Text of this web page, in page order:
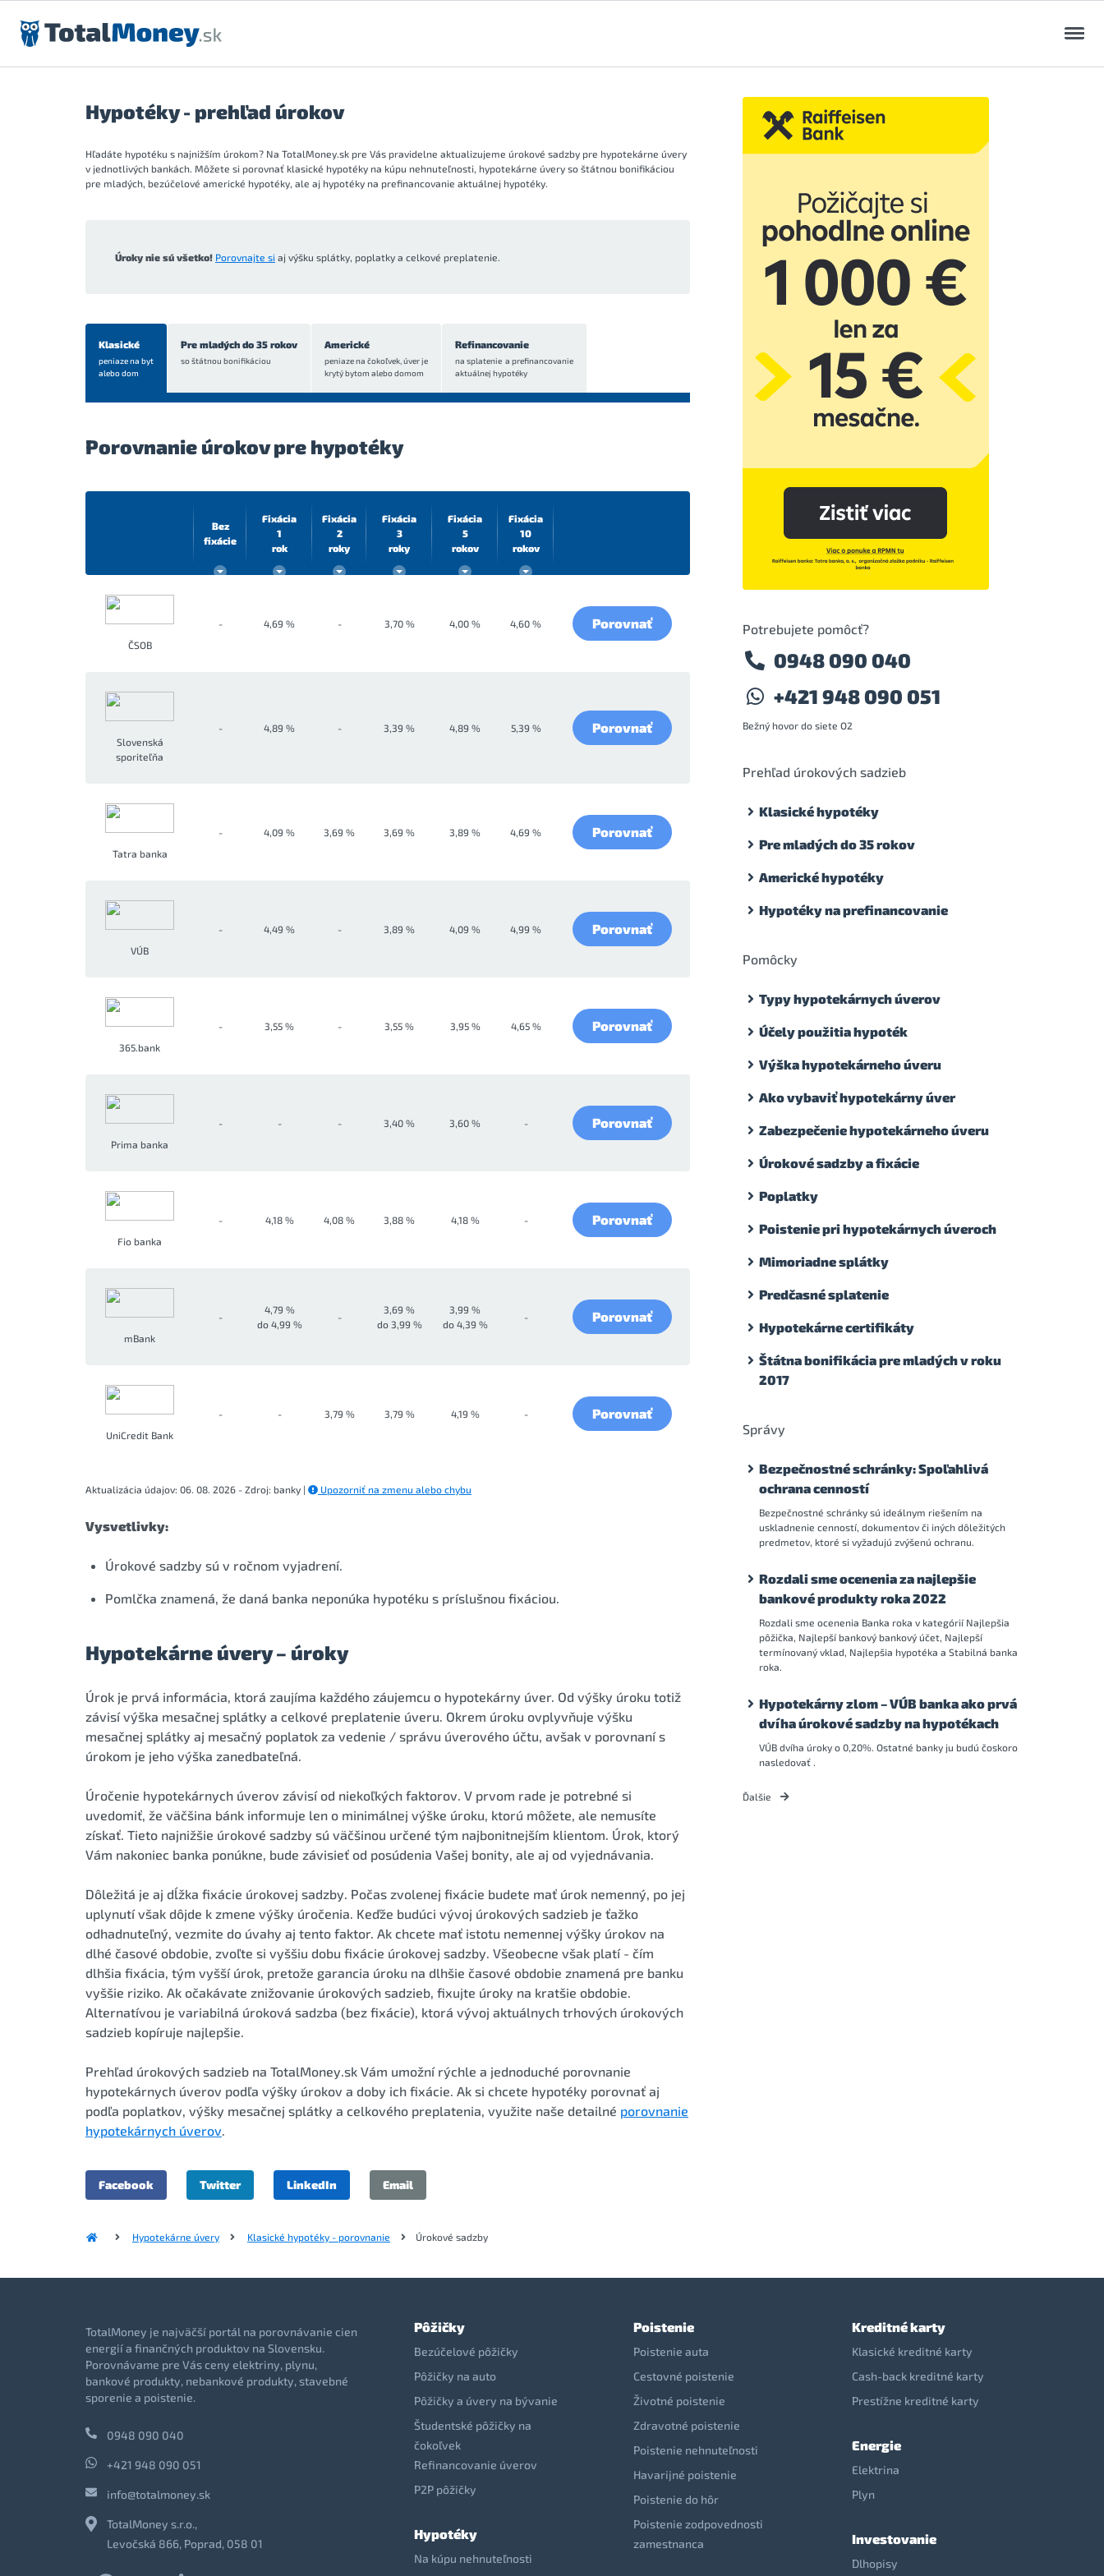
Preskočiť na obsah
Hypotéky - prehľad úrokov
Hľadáte hypotéku s najnižším úrokom? Na TotalMoney.sk pre Vás pravidelne aktualizujeme úrokové sadzby pre hypotekárne úvery
v jednotlivých bankách. Môžete si porovnať klasické hypotéky na kúpu nehnuteľnosti, hypotekárne úvery so štátnou bonifikáciou
pre mladých, bezúčelové americké hypotéky, ale aj hypotéky na prefinancovanie aktuálnej hypotéky.
Úroky nie sú všetko! Porovnajte si aj výšku splátky, poplatky a celkové preplatenie.
Klasické
peniaze na byt
alebo dom
Pre mladých do 35 rokov
so štátnou bonifikáciou
Americké
peniaze na čokoľvek, úver je
krytý bytom alebo domom
Refinancovanie
na splatenie a prefinancovanie
aktuálnej hypotéky
Porovnanie úrokov pre hypotéky
Bez
fixácie
Fixácia
1
rok
Fixácia
2
roky
Fixácia
3
roky
Fixácia
5
rokov
Fixácia
10
rokov
ČSOB
- 4,69 % - 3,70 % 4,00 % 4,60 % Porovnať
Slovenská
sporiteľňa
- 4,89 % - 3,39 % 4,89 % 5,39 % Porovnať
Tatra banka
- 4,09 % 3,69 % 3,69 % 3,89 % 4,69 % Porovnať
VÚB
- 4,49 % - 3,89 % 4,09 % 4,99 % Porovnať
365.bank
- 3,55 % - 3,55 % 3,95 % 4,65 % Porovnať
Prima banka
- - - 3,40 % 3,60 % - Porovnať
Fio banka
- 4,18 % 4,08 % 3,88 % 4,18 % - Porovnať
mBank
-
4,79 %
do 4,99 %
-
3,69 %
do 3,99 %
3,99 %
do 4,39 %
- Porovnať
UniCredit Bank
- - 3,79 % 3,79 % 4,19 % - Porovnať
Aktualizácia údajov: 06. 08. 2026 - Zdroj: banky | Upozorniť na zmenu alebo chybu
Vysvetlivky:
Úrokové sadzby sú v ročnom vyjadrení.
Pomlčka znamená, že daná banka neponúka hypotéku s príslušnou fixáciou.
Hypotekárne úvery – úroky
Úrok je prvá informácia, ktorá zaujíma každého záujemcu o hypotekárny úver. Od výšky úroku totiž
závisí výška mesačnej splátky a celkové preplatenie úveru. Okrem úroku ovplyvňuje výšku
mesačnej splátky aj mesačný poplatok za vedenie / správu úverového účtu, avšak v porovnaní s
úrokom je jeho výška zanedbateľná.
Úročenie hypotekárnych úverov závisí od niekoľkých faktorov. V prvom rade je potrebné si
uvedomiť, že väčšina bánk informuje len o minimálnej výške úroku, ktorú môžete, ale nemusíte
získať. Tieto najnižšie úrokové sadzby sú väčšinou určené tým najbonitnejším klientom. Úrok, ktorý
Vám nakoniec banka ponúkne, bude závisieť od posúdenia Vašej bonity, ale aj od vyjednávania.
Dôležitá je aj dĺžka fixácie úrokovej sadzby. Počas zvolenej fixácie budete mať úrok nemenný, po jej
uplynutí však dôjde k zmene výšky úročenia. Keďže budúci vývoj úrokových sadzieb je ťažko
odhadnuteľný, vezmite do úvahy aj tento faktor. Ak chcete mať istotu nemennej výšky úrokov na
dlhé časové obdobie, zvoľte si vyššiu dobu fixácie úrokovej sadzby. Všeobecne však platí - čím
dlhšia fixácia, tým vyšší úrok, pretože garancia úroku na dlhšie časové obdobie znamená pre banku
vyššie riziko. Ak očakávate znižovanie úrokových sadzieb, fixujte úroky na kratšie obdobie.
Alternatívou je variabilná úroková sadzba (bez fixácie), ktorá vývoj aktuálnych trhových úrokových
sadzieb kopíruje najlepšie.
Prehľad úrokových sadzieb na TotalMoney.sk Vám umožní rýchle a jednoduché porovnanie
hypotekárnych úverov podľa výšky úrokov a doby ich fixácie. Ak si chcete hypotéky porovnať aj
podľa poplatkov, výšky mesačnej splátky a celkového preplatenia, využite naše detailné porovnanie
hypotekárnych úverov.
Facebook Twitter LinkedIn Email
Hypotekárne úvery Klasické hypotéky - porovnanie Úrokové sadzby
Potrebujete pomôcť?
0948 090 040
+421 948 090 051
Bežný hovor do siete O2
Prehľad úrokových sadzieb
Klasické hypotéky
Pre mladých do 35 rokov
Americké hypotéky
Hypotéky na prefinancovanie
Pomôcky
Typy hypotekárnych úverov
Účely použitia hypoték
Výška hypotekárneho úveru
Ako vybaviť hypotekárny úver
Zabezpečenie hypotekárneho úveru
Úrokové sadzby a fixácie
Poplatky
Poistenie pri hypotekárnych úveroch
Mimoriadne splátky
Predčasné splatenie
Hypotekárne certifikáty
Štátna bonifikácia pre mladých v roku
2017
Správy
Bezpečnostné schránky: Spoľahlivá
ochrana cenností
Bezpečnostné schránky sú ideálnym riešením na
uskladnenie cenností, dokumentov či iných dôležitých
predmetov, ktoré si vyžadujú zvýšenú ochranu.
Rozdali sme ocenenia za najlepšie
bankové produkty roka 2022
Rozdali sme ocenenia Banka roka v kategórií Najlepšia
pôžička, Najlepší bankový bankový účet, Najlepší
termínovaný vklad, Najlepšia hypotéka a Stabilná banka
roka.
Hypotekárny zlom – VÚB banka ako prvá
dvíha úrokové sadzby na hypotékach
VÚB dvíha úroky o 0,20%. Ostatné banky ju budú čoskoro
nasledovať .
Ďalšie
Pôžičky
Bezúčelové pôžičky
Pôžičky na auto
Pôžičky a úvery na bývanie
Študentské pôžičky na
čokoľvek
Refinancovanie úverov
P2P pôžičky
Hypotéky
Na kúpu nehnuteľnosti
Poistenie
Poistenie auta
Cestovné poistenie
Životné poistenie
Zdravotné poistenie
Poistenie nehnuteľnosti
Havarijné poistenie
Poistenie do hôr
Poistenie zodpovednosti
zamestnanca
Kreditné karty
Klasické kreditné karty
Cash-back kreditné karty
Prestížne kreditné karty
Energie
Elektrina
Plyn
Investovanie
Dlhopisy
TotalMoney je najväčší portál na porovnávanie cien
energií a finančných produktov na Slovensku.
Porovnávame pre Vás ceny elektriny, plynu,
bankové produkty, nebankové produkty, stavebné
sporenie a poistenie.
0948 090 040
+421 948 090 051
info@totalmoney.sk
TotalMoney s.r.o.,
Levočská 866, Poprad, 058 01